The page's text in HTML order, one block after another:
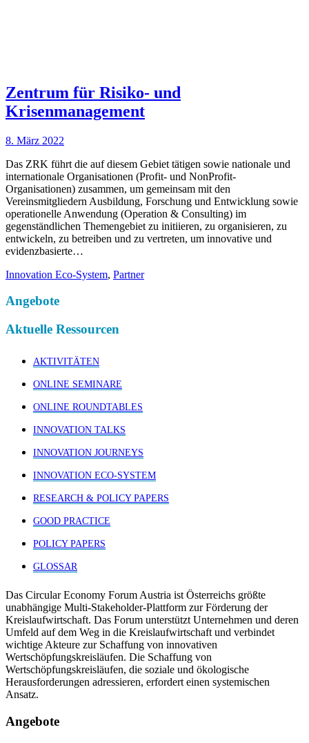
Zentrum für Risiko- und
Krisenmanagement
8. März 2022
Das ZRK führt die auf diesem Gebiet tätigen sowie nationale und
internationale Organisationen (Profit- und NonProfit-
Organisationen) zusammen, um gemeinsam mit den
Vereinsmitgliedern Ausbildung, Forschung und Entwicklung sowie
operationelle Anwendung (Operation & Consulting) im
gegenständlichen Themengebiet zu initiieren, zu organisieren, zu
entwickeln, zu betreiben und zu vertreten, um innovative und
evidenzbasierte…
Innovation Eco-System, Partner
Angebote
Aktuelle Ressourcen
AKTIVITÄTEN
ONLINE SEMINARE
ONLINE ROUNDTABLES
INNOVATION TALKS
INNOVATION JOURNEYS
INNOVATION ECO-SYSTEM
RESEARCH & POLICY PAPERS
GOOD PRACTICE
POLICY PAPERS
GLOSSAR
Das Circular Economy Forum Austria ist Österreichs größte
unabhängige Multi-Stakeholder-Plattform zur Förderung der
Kreislaufwirtschaft. Das Forum unterstützt Unternehmen und deren
Umfeld auf dem Weg in die Kreislaufwirtschaft und verbindet
wichtige Akteure zur Schaffung von innovativen
Wertschöpfungskreisläufen. Die Schaffung von
Wertschöpfungskreisläufen, die soziale und ökologische
Herausforderungen adressieren, erfordert einen systemischen
Ansatz.
Angebote